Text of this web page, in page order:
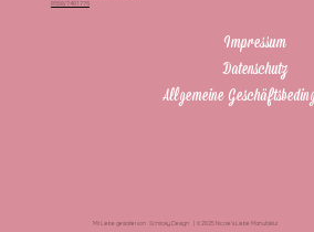
0650/7401776
Impressum
Datenschutz
Allgemeine
Mit Liebe gestaltet von Schiroky.Design | © 2025 Nicole’s Liebe Manufaktur